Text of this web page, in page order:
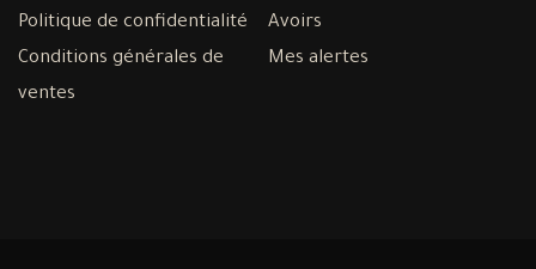
Politique de confidentialité
Conditions générales de
ventes
Avoirs
Mes alertes